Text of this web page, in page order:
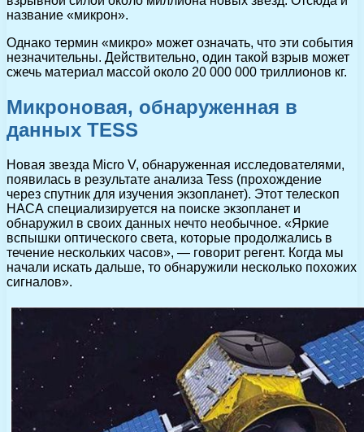
название «микрон».
Однако термин «микро» может означать, что эти события
незначительны. Действительно, один такой взрыв может
сжечь материал массой около 20 000 000 триллионов кг.
Микроновая, обнаруженная в
данных TESS
Новая звезда Micro V, обнаруженная исследователями,
появилась в результате анализа Tess (прохождение
через спутник для изучения экзопланет). Этот телескоп
НАСА специализируется на поиске экзопланет и
обнаружил в своих данных нечто необычное. «Яркие
вспышки оптического света, которые продолжались в
течение нескольких часов», — говорит регент. Когда мы
начали искать дальше, то обнаружили несколько похожих
сигналов».